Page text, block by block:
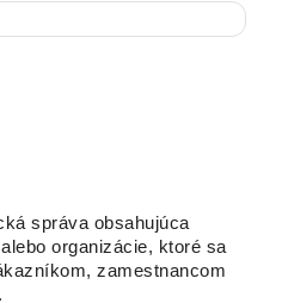
správa obsahujúca
organizácie, ktoré sa
zamestnancom